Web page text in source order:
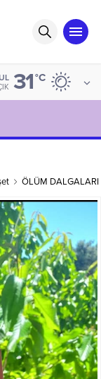
31°C
ÖLÜM DALGALARI